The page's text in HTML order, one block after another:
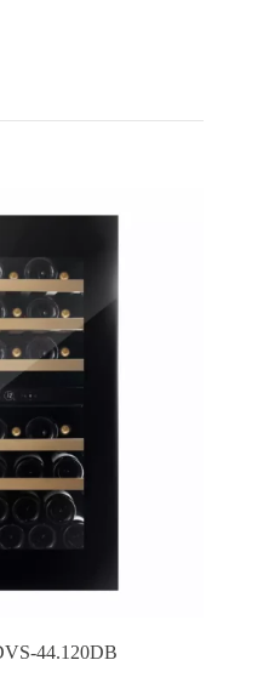
44.120DB